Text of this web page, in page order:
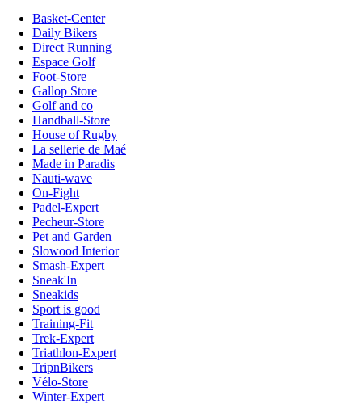
Basket-Center
Daily Bikers
Direct Running
Espace Golf
Foot-Store
Gallop Store
Golf and co
Handball-Store
House of Rugby
La sellerie de Maé
Made in Paradis
Nauti-wave
On-Fight
Padel-Expert
Pecheur-Store
Pet and Garden
Slowood Interior
Smash-Expert
Sneak'In
Sneakids
Sport is good
Training-Fit
Trek-Expert
Triathlon-Expert
TripnBikers
Vélo-Store
Winter-Expert